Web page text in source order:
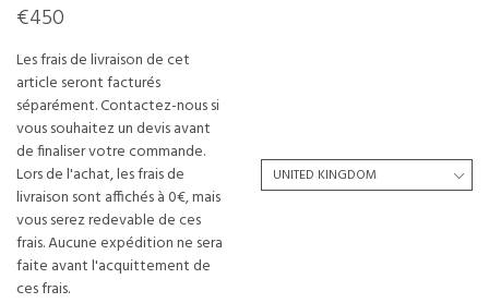
€450
Les frais de livraison de cet
article seront facturés
séparément. Contactez-nous si
vous souhaitez un devis avant
de finaliser votre commande.
Lors de l'achat, les frais de
livraison sont affichés à 0€, mais
vous serez redevable de ces
frais. Aucune expédition ne sera
faite avant l'acquittement de
ces frais.